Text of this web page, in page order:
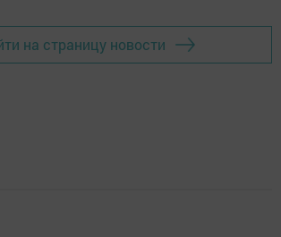
на страницу новости